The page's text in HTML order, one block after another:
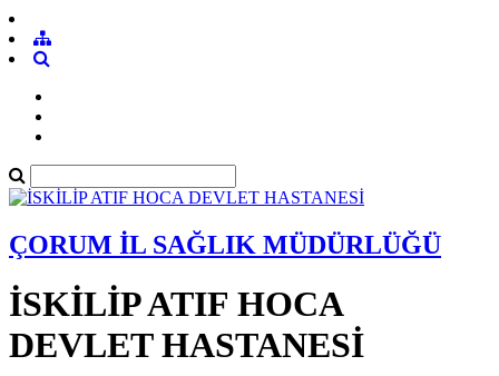
ÇORUM İL SAĞLIK MÜDÜRLÜĞÜ
İSKİLİP ATIF HOCA
DEVLET HASTANESİ